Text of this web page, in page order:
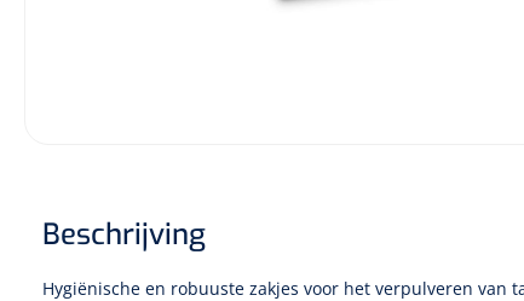
Beschrijving
Hygiënische en robuuste zakjes voor het verpulveren van